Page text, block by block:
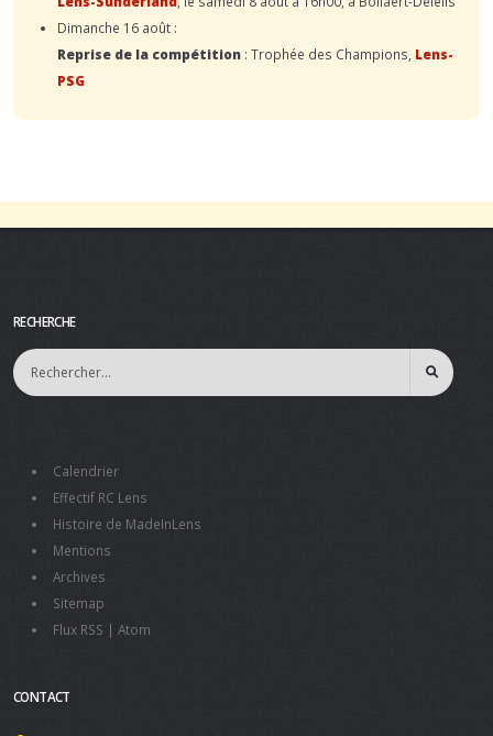
Dimanche 16 août :
Reprise de la compétition : Trophée des Champions, Lens-
PSG
RECHERCHE
Calendrier
Effectif RC Lens
Histoire de MadeInLens
Mentions
Archives
Sitemap
Flux RSS | Atom
CONTACT